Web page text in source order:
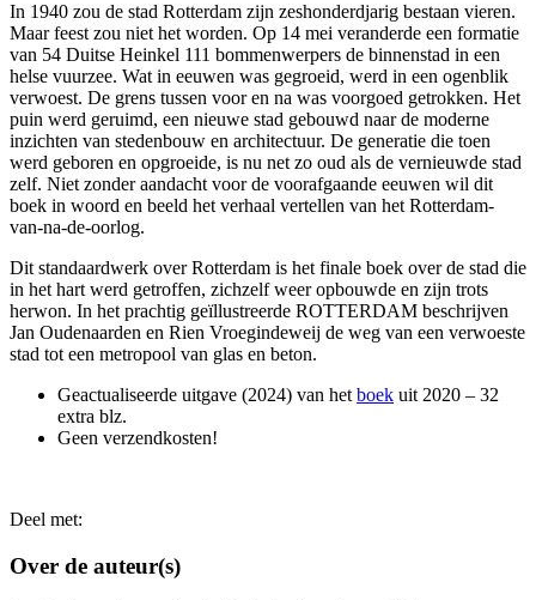
In 1940 zou de stad Rotterdam zijn zeshonderdjarig bestaan vieren.
Maar feest zou niet het worden. Op 14 mei veranderde een formatie
van 54 Duitse Heinkel 111 bommenwerpers de binnenstad in een
helse vuurzee. Wat in eeuwen was gegroeid, werd in een ogenblik
verwoest. De grens tussen voor en na was voorgoed getrokken. Het
puin werd geruimd, een nieuwe stad gebouwd naar de moderne
inzichten van stedenbouw en architectuur. De generatie die toen
werd geboren en opgroeide, is nu net zo oud als de vernieuwde stad
zelf. Niet zonder aandacht voor de voorafgaande eeuwen wil dit
boek in woord en beeld het verhaal vertellen van het Rotterdam-
van-na-de-oorlog.
Dit standaardwerk over Rotterdam is het finale boek over de stad die
in het hart werd getroffen, zichzelf weer opbouwde en zijn trots
herwon. In het prachtig geïllustreerde ROTTERDAM beschrijven
Jan Oudenaarden en Rien Vroegindeweij de weg van een verwoeste
stad tot een metropool van glas en beton.
Geactualiseerde uitgave (2024) van het boek uit 2020 – 32
extra blz.
Geen verzendkosten!
Deel met:
Over de auteur(s)